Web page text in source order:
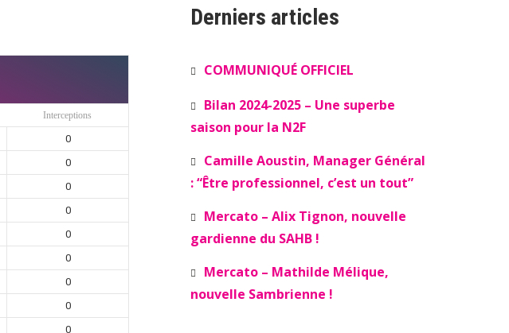
Interceptions
0
0
0
0
0
0
0
0
0
Derniers articles
COMMUNIQUÉ OFFICIEL
Bilan 2024-2025 – Une superbe
saison pour la N2F
Camille Aoustin, Manager Général
: “Être professionnel, c’est un tout”
Mercato – Alix Tignon, nouvelle
gardienne du SAHB !
Mercato – Mathilde Mélique,
nouvelle Sambrienne !